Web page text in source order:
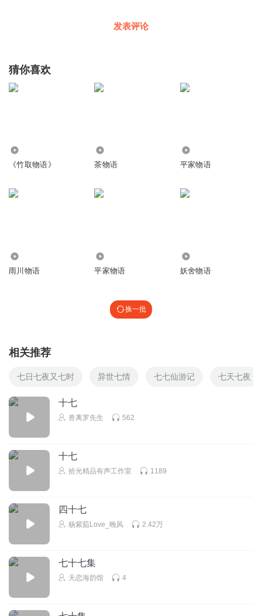
发表评论
猜你喜欢
《竹取物语》 茶物语 平家物语
雨川物语 平家物语 妖舍物语
换一批
相关推荐
七日七夜又七时 异世七情 七七仙游记 七天七夜
十七
兽离罗先生 562
十七
拾光精品有声工作室 1189
四十七
杨紫茹Love_晚风 2.42万
七十七集
天恋海韵馆 4